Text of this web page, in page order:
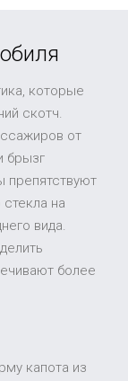
которые
скотч.
от
брызг
на
вида.
более
капота из